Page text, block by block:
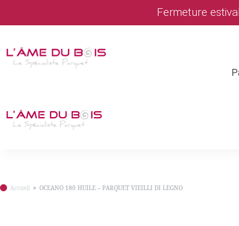
Fermeture
Accueil OCEANO 180 HUILE – PARQUET VIEILLI DI LEGNO